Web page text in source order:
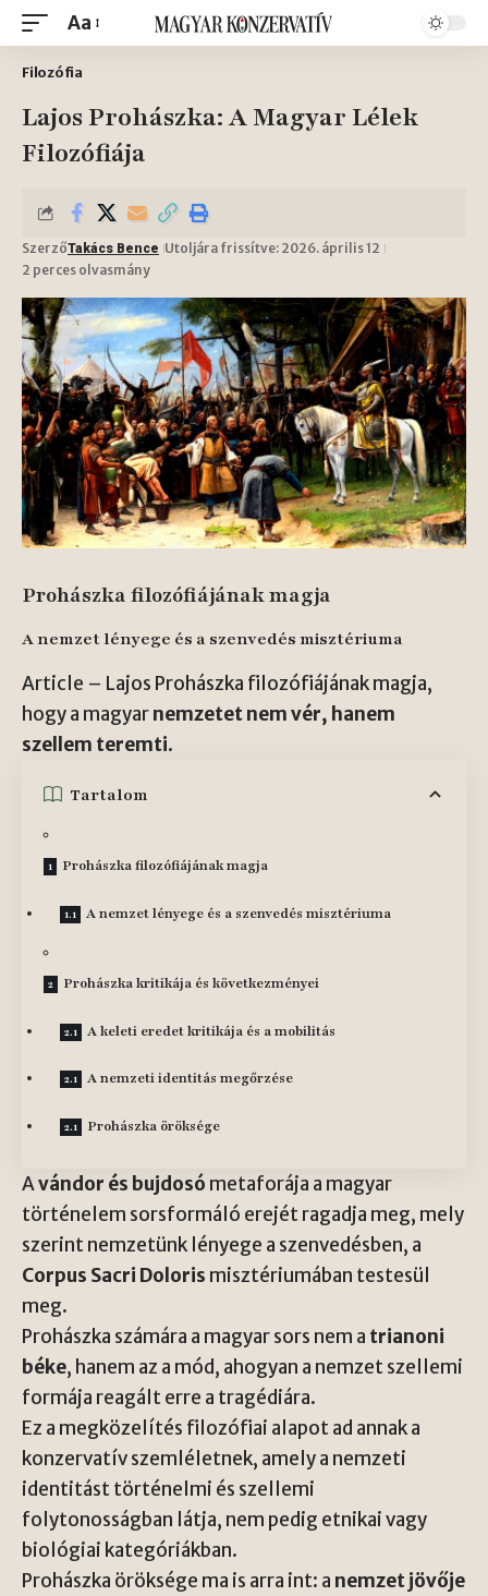
Aa
Filozófia
Lajos Prohászka: A Magyar Lélek
Filozófiája
SzerzőTakács Bence Utoljára frissítve: 2026. április 12
2 perces olvasmány
Prohászka filozófiájának magja
A nemzet lényege és a szenvedés misztériuma
Article – Lajos Prohászka filozófiájának magja,
hogy a magyarnemzetet nem vér, hanem
szellem teremti.
Tartalom
Prohászka filozófiájának magja
A nemzet lényege és a szenvedés misztériuma
Prohászka kritikája és következményei
A keleti eredet kritikája és a mobilitás
A nemzeti identitás megőrzése
Prohászka öröksége
Avándor és bujdosó metaforája a magyar
történelem sorsformáló erejét ragadja meg, mely
szerint nemzetünk lényege a szenvedésben, a
Corpus Sacri Doloris misztériumában testesül
meg.
Prohászka számára a magyar sors nem a trianoni
béke, hanem az a mód, ahogyan a nemzet szellemi
formája reagált erre a tragédiára.
Ez a megközelítés filozófiai alapot ad annak a
konzervatív szemléletnek, amely a nemzeti
identitást történelmi és szellemi
folytonosságban látja, nem pedig etnikai vagy
biológiai kategóriákban.
Prohászka öröksége ma is arra int: a nemzet jövője